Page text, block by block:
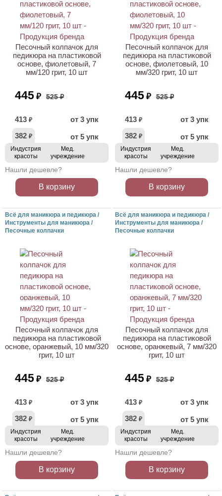
Песочный колпачок для
педикюра на пластиковой
основе, фиолетовый, 7
мм/120 грит, 10 шт
АКЦИЯ
445 ₽ 525 ₽
413 ₽
от 3 упк
382 ₽ от 5 упк
Индустрия
красоты
Мед.
учреждение
Нашли дешевле?
В корзину
Песочный колпачок для
педикюра на пластиковой
основе, фиолетовый, 10
мм/320 грит, 10 шт
АКЦИЯ
445 ₽ 525 ₽
413 ₽
от 3 упк
382 ₽ от 5 упк
Индустрия
красоты
Мед.
учреждение
Нашли дешевле?
В корзину
Всё для маникюра и педикюра /
Инструменты для маникюра /
Песочные колпачки
Песочный колпачок для
педикюра на пластиковой
основе, оранжевый, 10 мм/320
грит, 10 шт
АКЦИЯ
445 ₽ 525 ₽
413 ₽
от 3 упк
382 ₽ от 5 упк
Индустрия
красоты
Мед.
учреждение
Нашли дешевле?
В корзину
Всё для маникюра и педикюра /
Инструменты для маникюра /
Песочные колпачки
Песочный колпачок для
педикюра на пластиковой
основе, оранжевый, 7 мм/320
грит, 10 шт
АКЦИЯ
445 ₽ 525 ₽
413 ₽
от 3 упк
382 ₽ от 5 упк
Индустрия
красоты
Мед.
учреждение
Нашли дешевле?
В корзину